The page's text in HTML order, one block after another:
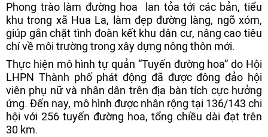
Phong trào làm đường hoa lan tỏa tới các bản, tiểu
khu trong xã Hua La, làm đẹp đường làng, ngõ xóm,
giúp gắn chặt tình đoàn kết khu dân cư, nâng cao tiêu
chí về môi trường trong xây dựng nông thôn mới.
Thực hiện mô hình tự quản “Tuyến đường hoa” do Hội
LHPN Thành phố phát động đã được đông đảo hội
viên phụ nữ và nhân dân trên địa bàn tích cực hưởng
ứng. Đến nay, mô hình được nhân rộng tại 136/143 chi
hội với 256 tuyến đường hoa, tổng chiều dài đạt trên
30 km.